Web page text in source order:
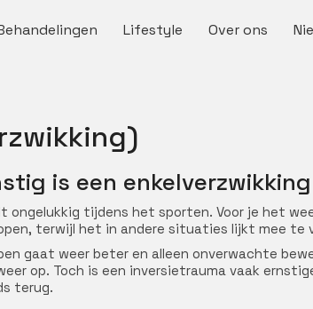
Lifestyle Over ons
is een
tijdens het sporten. Voor je het
terwijl het in andere situaties lijkt mee te
gaat weer beter en alleen onverwachte
op. Toch is een inversietrauma vaak
terug.